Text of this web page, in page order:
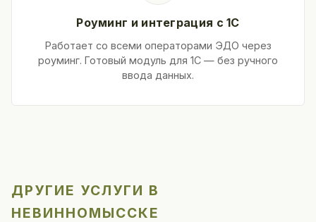
Роуминг и интеграция с 1С
Работает со всеми операторами ЭДО через
роуминг. Готовый модуль для 1С — без ручного
ввода данных.
ДРУГИЕ УСЛУГИ В
НЕВИННОМЫССКЕ